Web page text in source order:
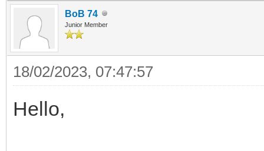
BoB 74
Junior Member
18/02/2023, 07:47:57
Hello,